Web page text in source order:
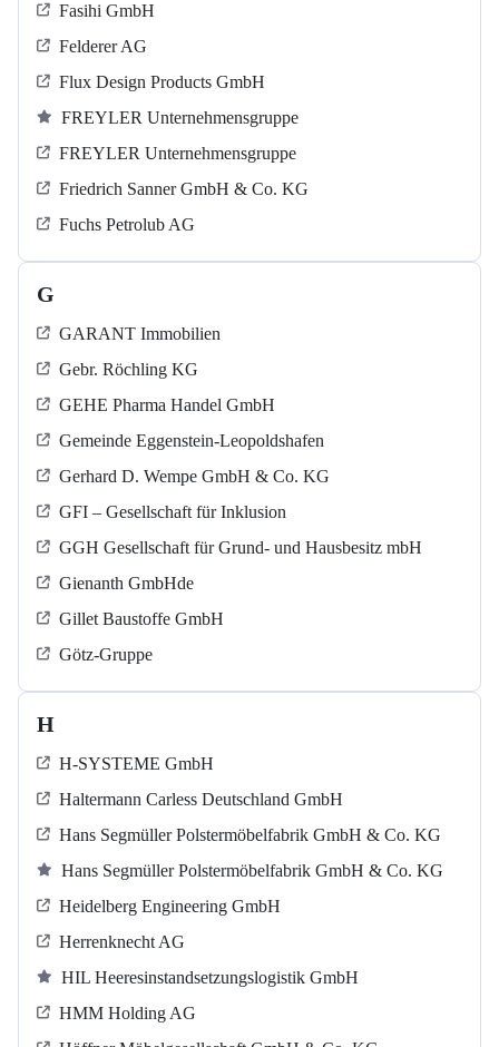
Fasihi GmbH
Felderer AG
Flux Design Products GmbH
FREYLER Unternehmensgruppe
FREYLER Unternehmensgruppe
Friedrich Sanner GmbH & Co. KG
Fuchs Petrolub AG
G
GARANT Immobilien
Gebr. Röchling KG
GEHE Pharma Handel GmbH
Gemeinde Eggenstein-Leopoldshafen
Gerhard D. Wempe GmbH & Co. KG
GFI – Gesellschaft für Inklusion
GGH Gesellschaft für Grund- und Hausbesitz mbH
Gienanth GmbHde
Gillet Baustoffe GmbH
Götz-Gruppe
H
H-SYSTEME GmbH
Haltermann Carless Deutschland GmbH
Hans Segmüller Polstermöbelfabrik GmbH & Co. KG
Hans Segmüller Polstermöbelfabrik GmbH & Co. KG
Heidelberg Engineering GmbH
Herrenknecht AG
HIL Heeresinstandsetzungslogistik GmbH
HMM Holding AG